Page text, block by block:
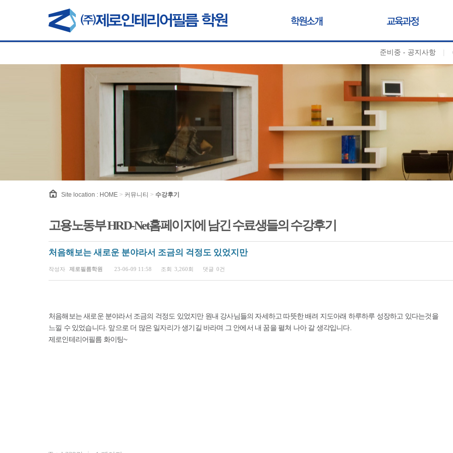
준비중 - 공지사항 |
Site location : HOME > 커뮤니티 > 수강후기
고용노동부 HRD-Net홈페이지에 남긴 수료생들의 수강후기
처음해보는 새로운 분야라서 조금의 걱정도 있었지만
페이지 정보
작성자 제로필름학원 23-06-09 11:58 조회 3,260회 댓글 0건
처음해보는 새로운 분야라서 조금의 걱정도 있었지만 원내 강사님들의 자세하고 따뜻한 배려 지도아래 하루하루 성장하고 있다는것을
느낄 수 있었습니다. 앞으로 더 많은 일자리가 생기길 바라며 그 안에서 내 꿈을 펼쳐 나아 갈 생각입니다.
제로인테리어필름 화이팅~